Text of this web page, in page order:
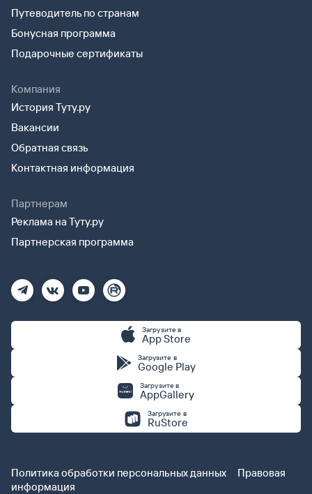
Путеводитель по странам
Бонусная программа
Подарочные сертификаты
Компания
История Туту.ру
Вакансии
Обратная связь
Контактная информация
Партнерам
Реклама на Туту.ру
Партнерская программа
Загрузите в
App Store
Загрузите в
Google Play
Загрузите в
AppGallery
Загрузите в
RuStore
Политика обработки персональных данных
Правовая
информация